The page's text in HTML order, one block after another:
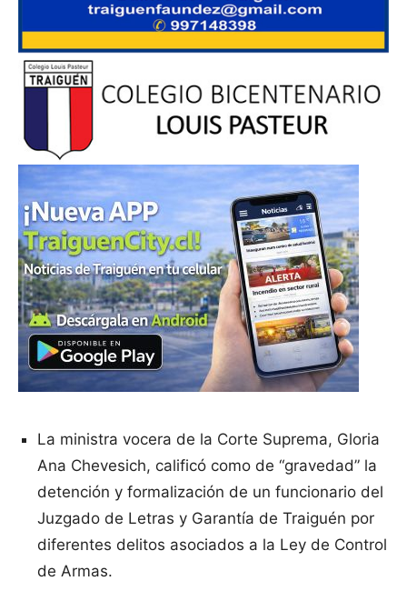
La ministra vocera de la Corte Suprema, Gloria
Ana Chevesich, calificó como de “gravedad” la
detención y formalización de un funcionario del
Juzgado de Letras y Garantía de Traiguén por
diferentes delitos asociados a la Ley de Control
de Armas.